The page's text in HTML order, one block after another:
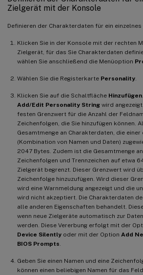
Zielgerät mit der Konsole
Definieren der Charakterdaten für ein
Klicken Sie in der Konsole mit der rechten
Zielgerät, für das Sie Charakterdaten
wählen Sie anschließend die Menüoption
Wählen Sie die Registerkarte Personality
Klicken Sie auf die Schaltfläche Hinzufügen
Add/Edit Personality String wird angezeigt.
festen Grenzwert für die Anzahl der
Zeichenfolgen, die Sie hinzufügen können.
Gesamtmenge an Charakterdaten, die
(Kombination von Namen und Daten)
2047 Bytes. Zudem ist die Gesamtmenge an
Zeichenfolgen und Trennzeichen auf etwa
Zielgerät begrenzt. Dieser Grenzwert wird
Zeichenfolge hinzuzufügen. Wird dieser
wird eine Warnmeldung angezeigt und die
wird nicht akzeptiert. Die Charakterdaten
alle anderen Eigenschaften behandelt.
wenn neue Zielgeräte automatisch zur
werden. Diese Vererbung erfolgt mit der
Device Silently oder mit der Option Add
BIOS Prompts
Geben Sie einen Namen und eine
können einen beliebigen Namen für das Feld